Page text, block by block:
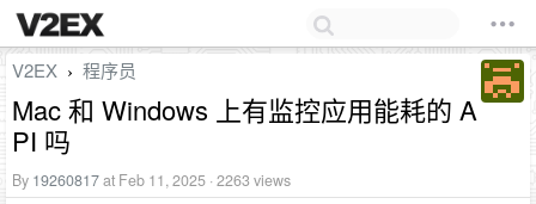
V2EX › 程序员
Mac 和 Windows 上有监控应用能耗的 A
PI 吗
By 19260817at Feb 11, 2025 · 2263 views